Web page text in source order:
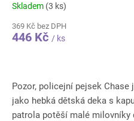
Skladem (3 ks)
369 Kč bez DPH
446 Kč / ks
Pozor, policejní pejsek
jako hebká dětská deka s
patrola potěší malé milovníky